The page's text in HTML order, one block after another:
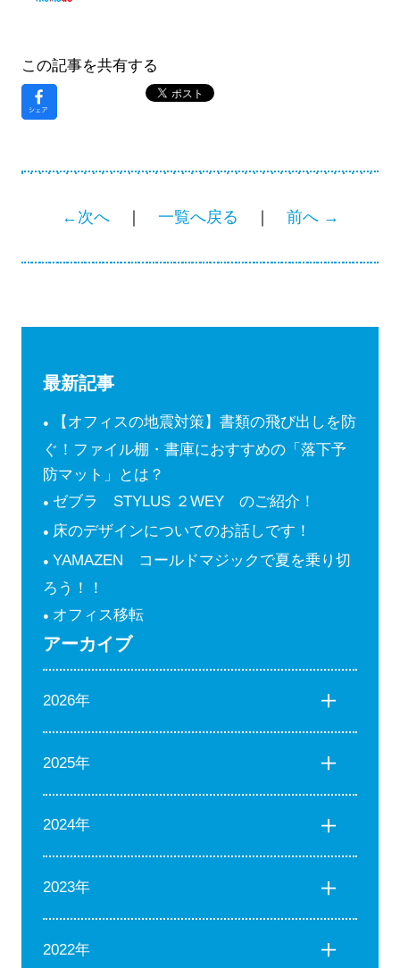
この記事を共有する
←次へ｜ 一覧へ戻る ｜ 前へ →
最新記事
【オフィスの地震対策】書類の飛び出しを防
ぐ！ファイル棚・書庫におすすめの「落下予
防マット」とは？
ゼブラ STYLUS ２WEY のご紹介！
床のデザインについてのお話しです！
YAMAZEN コールドマジックで夏を乗り切
ろう！！
オフィス移転
アーカイブ
2026年
2025年
2024年
2023年
2022年